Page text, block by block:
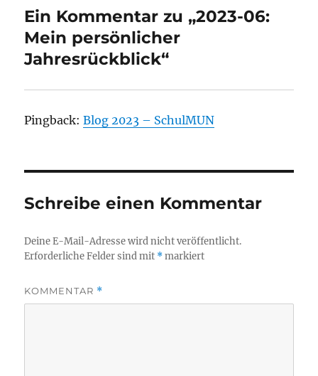
Ein Kommentar zu „2023-06:
Mein persönlicher
Jahresrückblick“
Pingback:Blog 2023 – SchulMUN
Schreibe einen Kommentar
Deine E-Mail-Adresse wird nicht veröffentlicht.
Erforderliche Felder sind mit *markiert
KOMMENTAR *